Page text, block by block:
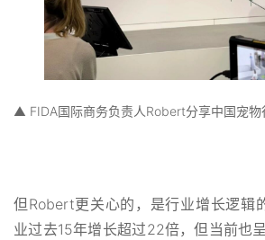
▲ FIDA国际商务负责人Robert分享中国宠物
但Robert更关心的，是行业增长逻辑
业过去15年增长超过22倍，但当前也